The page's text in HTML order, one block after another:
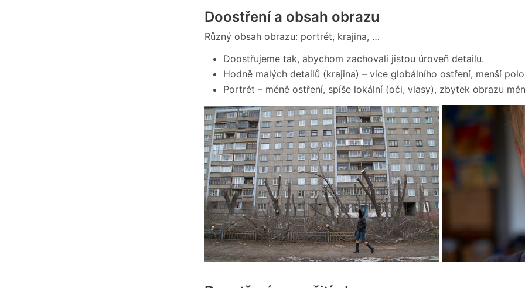
Doostření a obsah obrazu
Různý obsah obrazu: portrét, krajina, …
Doostřujeme tak, abychom zachovali jistou úroveň detailu.
Hodně malých detailů (krajina) – vice globálního ostření, menší
Portrét – méně ostření, spíše lokální (oči, vlasy), zbytek obrazu